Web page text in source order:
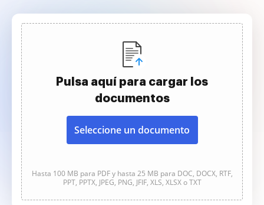
Pulsa aquí para cargar los
documentos
Seleccione un documento
Hasta 100 MB para PDF y hasta 25 MB para DOC, DOCX, RTF,
PPT, PPTX, JPEG, PNG, JFIF, XLS, XLSX o TXT